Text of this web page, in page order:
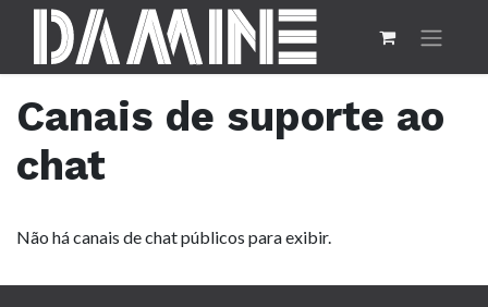
Canais de suporte ao
chat
Não há canais de chat públicos para exibir.